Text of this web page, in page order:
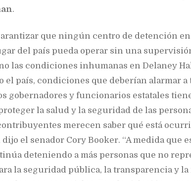
.
que ningún centro de detención
del país pueda operar sin una
las condiciones inhumanas en Delaney
el país, condiciones que deberían alarmar a
gobernadores y funcionarios estatales
la salud y la seguridad de las
merecen saber qué está
el senador Cory Booker. “A medida que
deteniendo a más personas que no
la seguridad pública, la transparencia y